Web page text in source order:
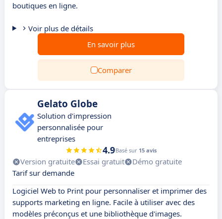
boutiques en ligne.
Voir plus de détails
En savoir plus
Comparer
Gelato Globe
Solution d'impression
personnalisée pour
entreprises
4.9Basé sur 15 avis
Version gratuite Essai gratuit
Démo gratuite
Tarif sur demande
Logiciel Web to Print pour personnaliser et imprimer des
supports marketing en ligne. Facile à utiliser avec des
modèles préconçus et une bibliothèque d'images.